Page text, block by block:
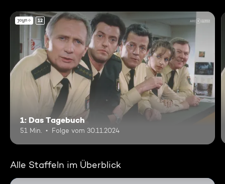
12
1: Das Tagebuch
51 Min. Folge vom 30.11.2024
Alle Staffeln im Überblick